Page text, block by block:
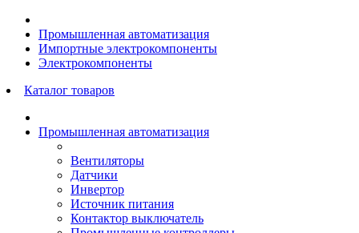
Промышленная автоматизация
Импортные электрокомпоненты
Электрокомпоненты
Каталог товаров
Промышленная автоматизация
Вентиляторы
Датчики
Инвертор
Источник питания
Контактор выключатель